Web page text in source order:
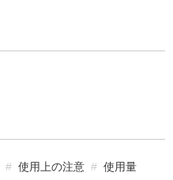
使用上の注意
使用量